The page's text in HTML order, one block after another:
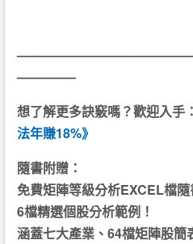
————–
想了解更多訣竅嗎？歡迎入手：
法年賺18%》
隨書附贈：
免費矩陣等級分析EXCEL檔隨
6檔精選個股分析範例！
涵蓋七大產業、64檔矩陣股簡